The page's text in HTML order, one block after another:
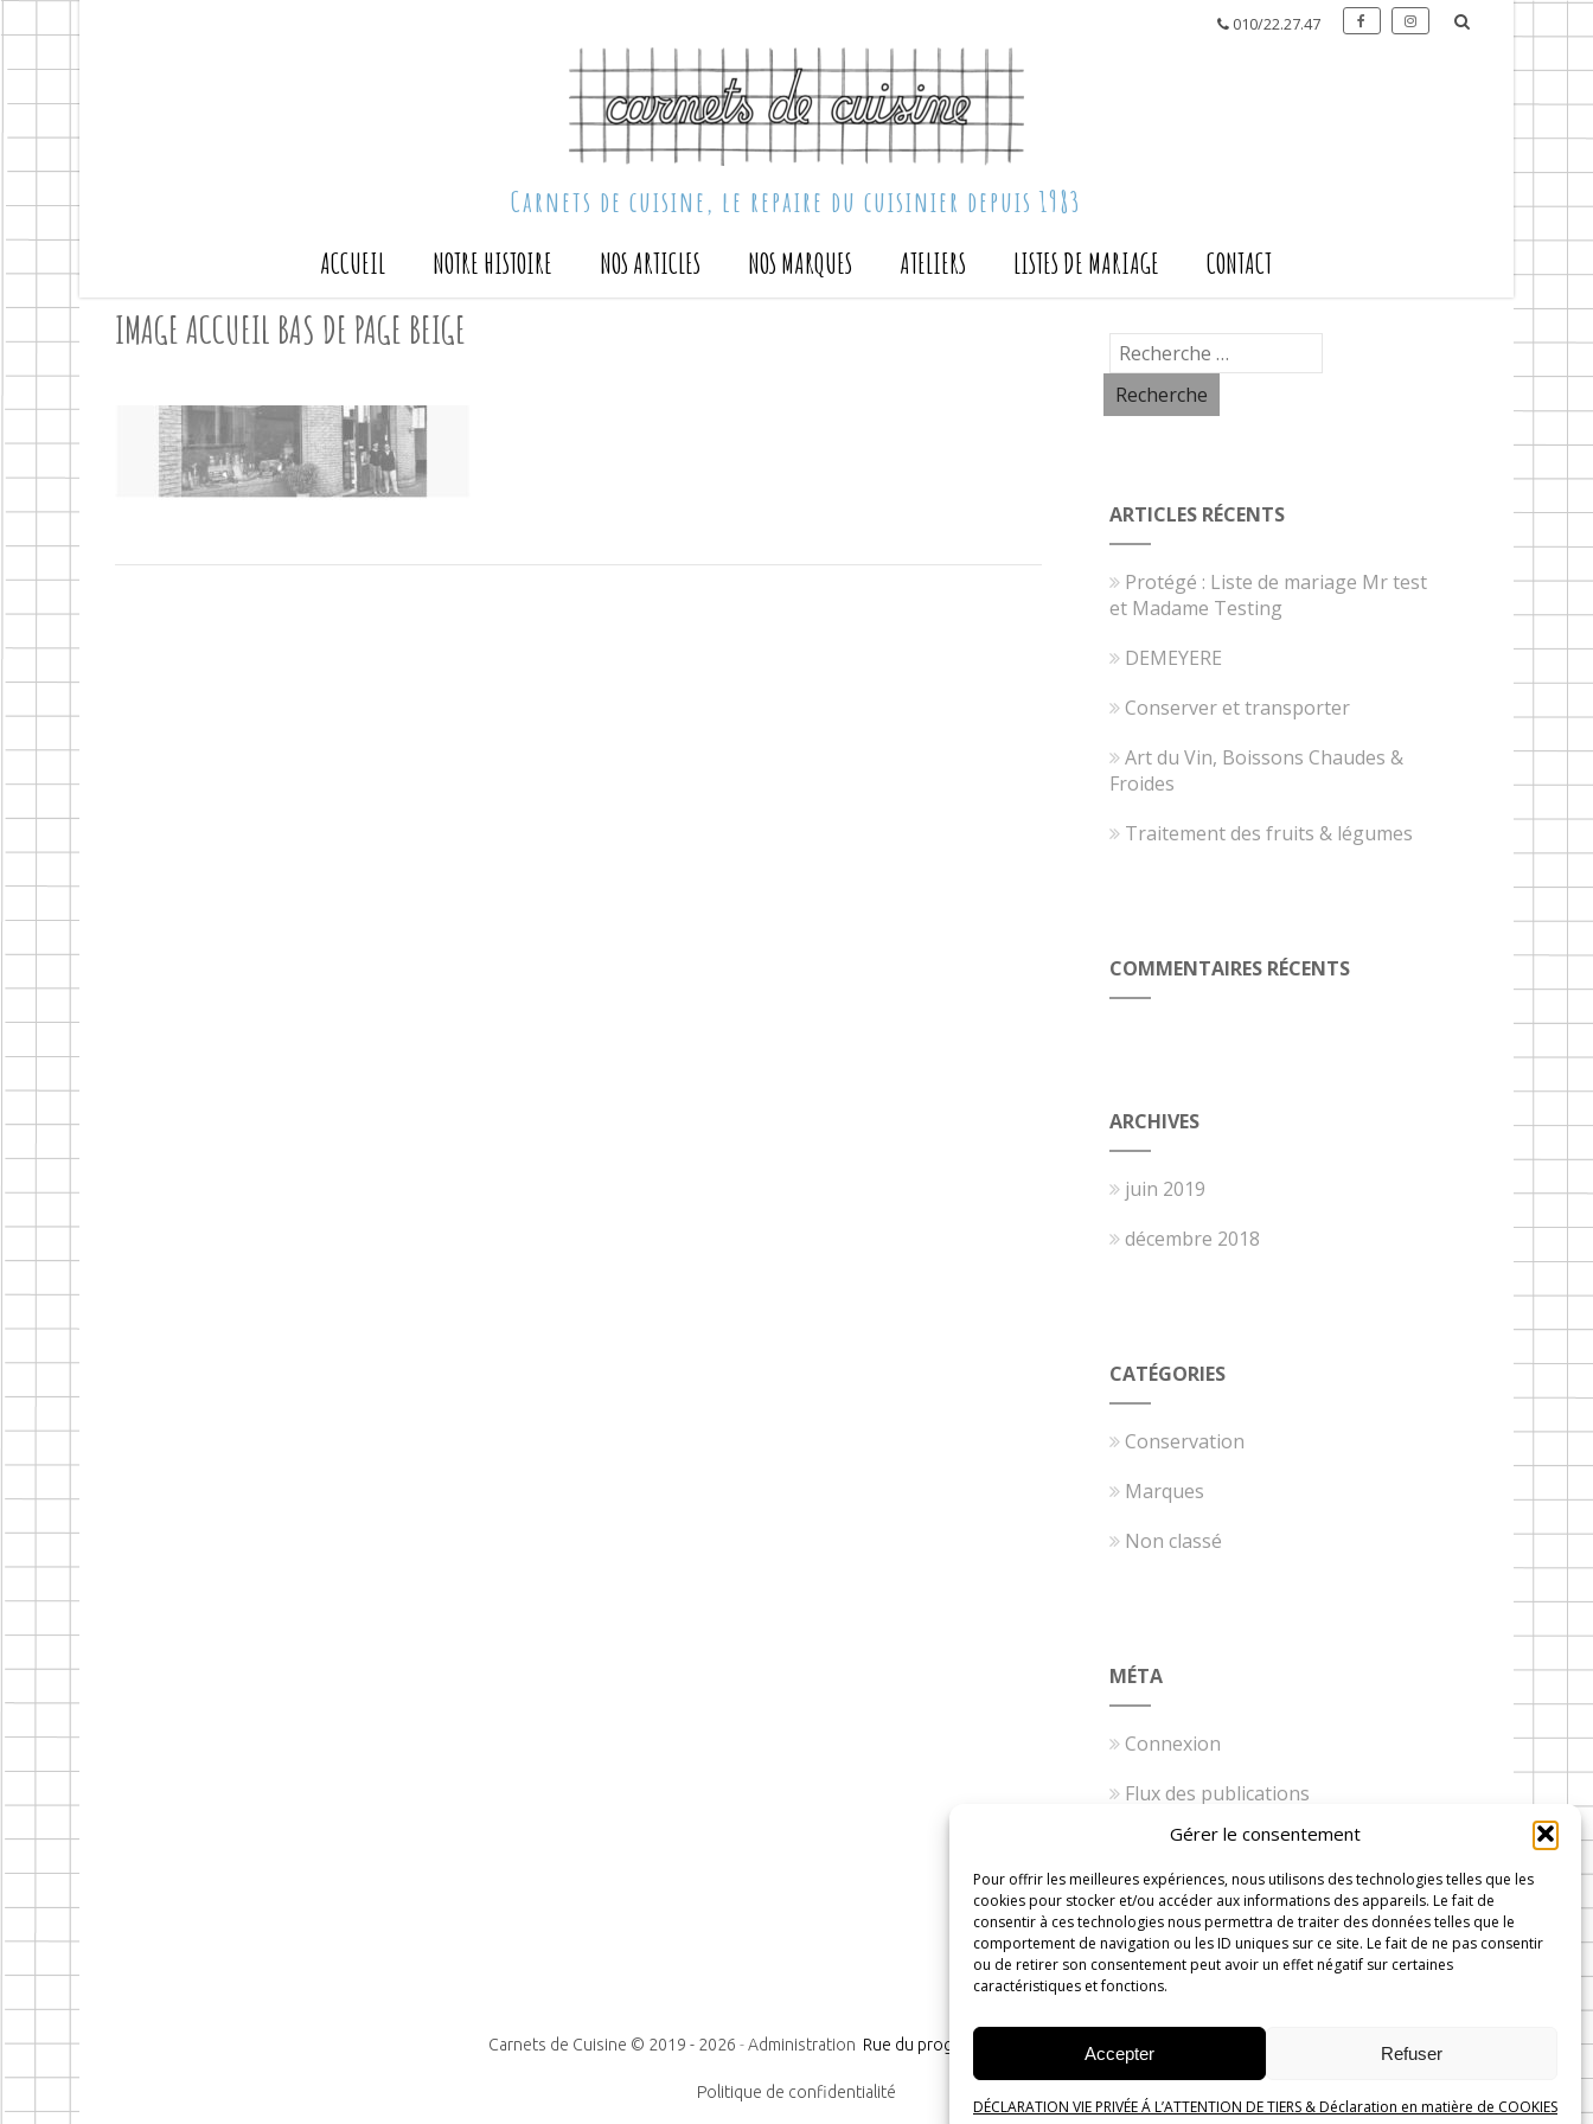
Gérer le consentement
Pour offrir les meilleures expériences, nous utilisons des technologies telles que les
cookies pour stocker et/ou accéder aux informations des appareils. Le fait de
consentir à ces technologies nous permettra de traiter des données telles que le
comportement de navigation ou les ID uniques sur ce site. Le fait de ne pas consentir
ou de retirer son consentement peut avoir un effet négatif sur certaines
caractéristiques et fonctions.
Accepter Refuser
DÉCLARATION VIE PRIVÉE Á L’ATTENTION DE TIERS & Déclaration en matière de COOKIES
010/22.27.47
Carnets de cuisine, le repaire du cuisinier depuis 1983
ACCUEIL
NOTRE HISTOIRE NOS ARTICLES NOS MARQUES ATELIERS LISTES DE MARIAGE CONTACT
IMAGE ACCUEIL BAS DE PAGE BEIGE
ARTICLES RÉCENTS
Protégé : Liste de mariage Mr test
et Madame Testing
DEMEYERE
Conserver et transporter
Art du Vin, Boissons Chaudes &
Froides
Traitement des fruits & légumes
COMMENTAIRES RÉCENTS
ARCHIVES
juin 2019
décembre 2018
CATÉGORIES
Conservation
Marques
Non classé
MÉTA
Connexion
Flux des publications
Flux des commentaires
Site de WordPress-FR
Carnets de Cuisine © 2019 - 2026 -Administration Rue du progrès n°7, 1300 Wavre
Politique de confidentialité